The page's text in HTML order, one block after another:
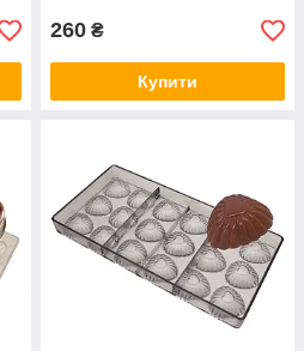
260 ₴
Купити